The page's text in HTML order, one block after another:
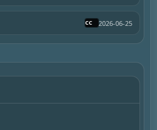
2026-06-25